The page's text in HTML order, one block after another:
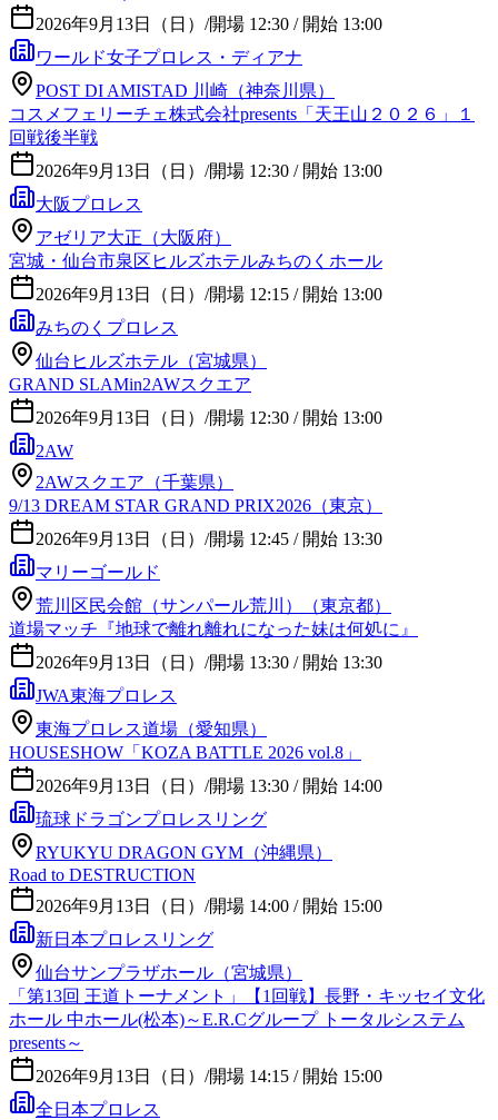
2026年9月13日（日） /開場 12:30 / 開始 13:00
ワールド女子プロレス・ディアナ
POST DI AMISTAD 川崎（神奈川県）
コスメフェリーチェ株式会社presents「天王山２０２６」１
回戦後半戦
2026年9月13日（日） /開場 12:30 / 開始 13:00
大阪プロレス
アゼリア大正（大阪府）
宮城・仙台市泉区ヒルズホテルみちのくホール
2026年9月13日（日） /開場 12:15 / 開始 13:00
みちのくプロレス
仙台ヒルズホテル（宮城県）
GRAND SLAMin2AWスクエア
2026年9月13日（日） /開場 12:30 / 開始 13:00
2AW
2AWスクエア（千葉県）
9/13 DREAM STAR GRAND PRIX2026（東京）
2026年9月13日（日） /開場 12:45 / 開始 13:30
マリーゴールド
荒川区民会館（サンパール荒川）（東京都）
道場マッチ『地球で離れ離れになった妹は何処に』
2026年9月13日（日） /開場 13:30 / 開始 13:30
JWA東海プロレス
東海プロレス道場（愛知県）
HOUSESHOW「KOZA BATTLE 2026 vol.8」
2026年9月13日（日） /開場 13:30 / 開始 14:00
琉球ドラゴンプロレスリング
RYUKYU DRAGON GYM（沖縄県）
Road to DESTRUCTION
2026年9月13日（日） /開場 14:00 / 開始 15:00
新日本プロレスリング
仙台サンプラザホール（宮城県）
「第13回 王道トーナメント」【1回戦】長野・キッセイ文化
ホール 中ホール(松本)～E.R.Cグループ トータルシステム
presents～
2026年9月13日（日） /開場 14:15 / 開始 15:00
全日本プロレス